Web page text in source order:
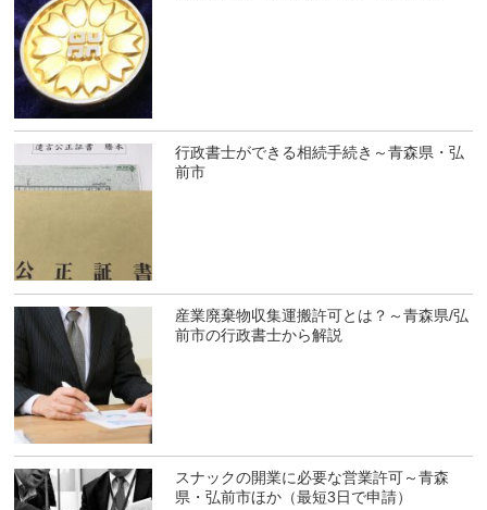
行政書士ができる相続手続き～青森県・弘
前市
産業廃棄物収集運搬許可とは？～青森県/弘
前市の行政書士から解説
スナックの開業に必要な営業許可～青森
県・弘前市ほか（最短3日で申請）